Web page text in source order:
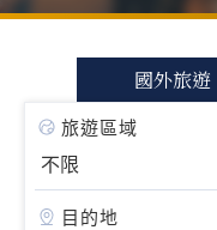
國外旅遊
旅遊區域
目的地